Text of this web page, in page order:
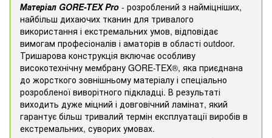
Матеріал GORE-TEX Pro - розроблений з найміцніших,
найбільш дихаючих тканин для тривалого
використання і екстремальних умов, відповідає
вимогам професіоналів і аматорів в області outdoor.
Тришарова конструкція включає особливу
високотехнічну мембрану GORE-TEX®, яка приєднана
до жорсткого зовнішньому матеріалу і спеціально
розробленої виворітного підкладці. В результаті
виходить дуже міцний і довговічний ламінат, який
гарантує більш тривалий термін експлуатації виробів в
екстремальних, суворих умовах.